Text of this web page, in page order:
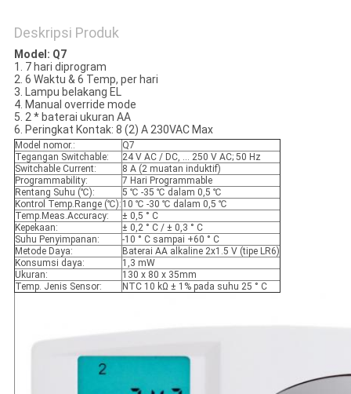
Deskripsi Produk
Model: Q7
1. 7 hari diprogram
2. 6 Waktu & 6 Temp, per hari
3. Lampu belakang EL
4. Manual override mode
5. 2 * baterai ukuran AA
6. Peringkat Kontak: 8 (2) A 230VAC Max
Model nomor.:
Q7
Tegangan Switchable:
24 V AC / DC, ... 250 V AC; 50 Hz
Switchable Current:
8 A (2 muatan induktif)
Programmability:
7 Hari Programmable
Rentang Suhu (℃):
5 ℃ -35 ℃ dalam 0,5 ℃
Kontrol Temp.Range (℃): 10 ℃ -30 ℃ dalam 0,5 ℃
Temp.Meas.Accuracy:
± 0,5 ° C
Kepekaan:
± 0,2 ° C / ± 0,3 ° C
Suhu Penyimpanan:
-10 ° C sampai +60 ° C
Metode Daya:
Baterai AA alkaline 2x1.5 V (tipe LR6)
Konsumsi daya:
1,3 mW
Ukuran:
130 x 80 x 35mm
Temp. Jenis Sensor:
NTC 10 kΩ ± 1% pada suhu 25 ° C